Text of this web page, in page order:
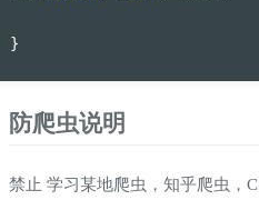
}
防爬虫说明
禁止 学习某地爬虫，知乎爬虫，